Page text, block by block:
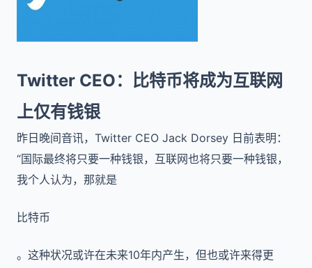
Twitter CEO：比特币将成为互联网
上仅有钱银
昨日晚间音讯， Twitter CEO Jack Dorsey 日前表明：
“国际最终将只要一种钱银，互联网也将只要一种钱银，
我个人认为，那就是
比特币
。这种状况或许在未来10年内产生，但也或许来得更